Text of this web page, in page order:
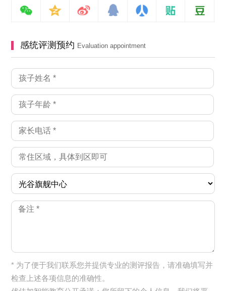
感统评测预约 Evaluation appointment
* 为了便于我们联系您并提供专业的测评报告，请准确填写并
检查上述各项信息的准确性。